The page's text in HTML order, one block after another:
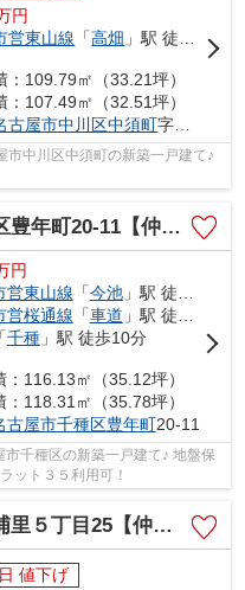
円
営東山線 「高畑 」駅 徒歩25分
：109.79㎡（33.21坪）
：107.49㎡（32.51坪）
古屋市中川区中須町字辻ノ上150-27
川区中須町の新築一戸建て♪
仲介手数料無料】新築一戸建て
円
営東山線 「今池」駅 徒歩10分
営桜通線 「車道 」駅 徒歩10分
「千種」駅 徒歩10分
：116.13㎡（35.12坪）
：118.31㎡（35.78坪）
古屋市千種区豊年町20-11
種区の新築一戸建て♪ 地盤保
ット３５利用可！
手数料無料】新築一戸建て 1号棟
値下げ